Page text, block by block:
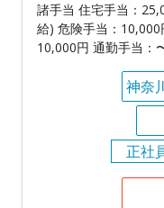
諸手当 住宅手当：
給) 危険手当：10,000
10,000円 通勤手当：
神奈
正社